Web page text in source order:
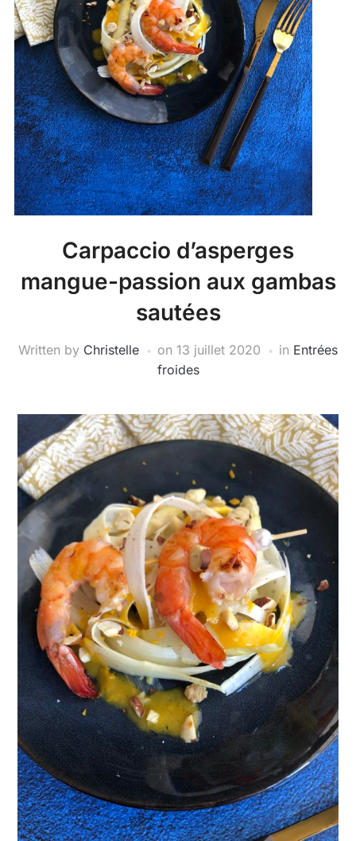
Carpaccio d’asperges
mangue-passion aux gambas
sautées
Written by Christelle on 13 juillet 2020 in Entrées
froides